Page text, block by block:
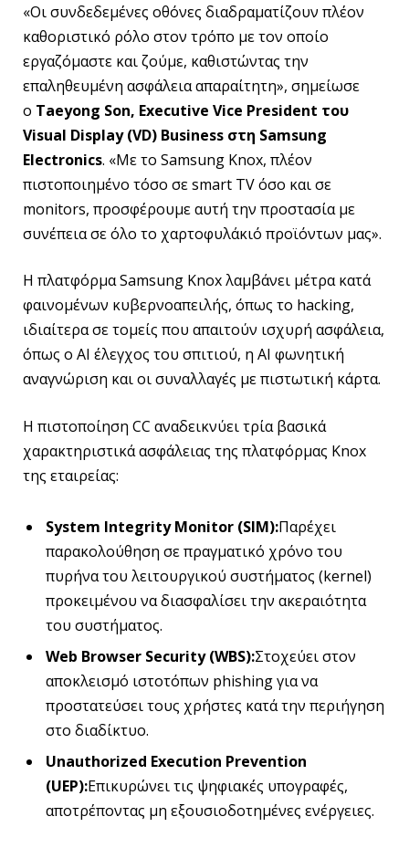
«Οι συνδεδεμένες οθόνες διαδραματίζουν πλέον
καθοριστικό ρόλο στον τρόπο με τον οποίο
εργαζόμαστε και ζούμε, καθιστώντας την
επαληθευμένη ασφάλεια απαραίτητη», σημείωσε
ο Taeyong Son, Executive Vice President του
Visual Display (VD) Business στη Samsung
Electronics. «Με το Samsung Knox, πλέον
πιστοποιημένο τόσο σε smart TV όσο και σε
monitors, προσφέρουμε αυτή την προστασία με
συνέπεια σε όλο το χαρτοφυλάκιό προϊόντων μας».
Η πλατφόρμα Samsung Knox λαμβάνει μέτρα κατά
φαινομένων κυβερνοαπειλής, όπως το hacking,
ιδιαίτερα σε τομείς που απαιτούν ισχυρή ασφάλεια,
όπως ο AI έλεγχος του σπιτιού, η AI φωνητική
αναγνώριση και οι συναλλαγές με πιστωτική κάρτα.
Η πιστοποίηση CC αναδεικνύει τρία βασικά
χαρακτηριστικά ασφάλειας της πλατφόρμας Knox
της εταιρείας:
System Integrity Monitor (SIM):Παρέχει
παρακολούθηση σε πραγματικό χρόνο του
πυρήνα του λειτουργικού συστήματος (kernel)
προκειμένου να διασφαλίσει την ακεραιότητα
του συστήματος.
Web Browser Security (WBS):Στοχεύει στον
αποκλεισμό ιστοτόπων phishing για να
προστατεύσει τους χρήστες κατά την περιήγηση
στο διαδίκτυο.
Unauthorized Execution Prevention
(UEP):Επικυρώνει τις ψηφιακές υπογραφές,
αποτρέποντας μη εξουσιοδοτημένες ενέργειες.